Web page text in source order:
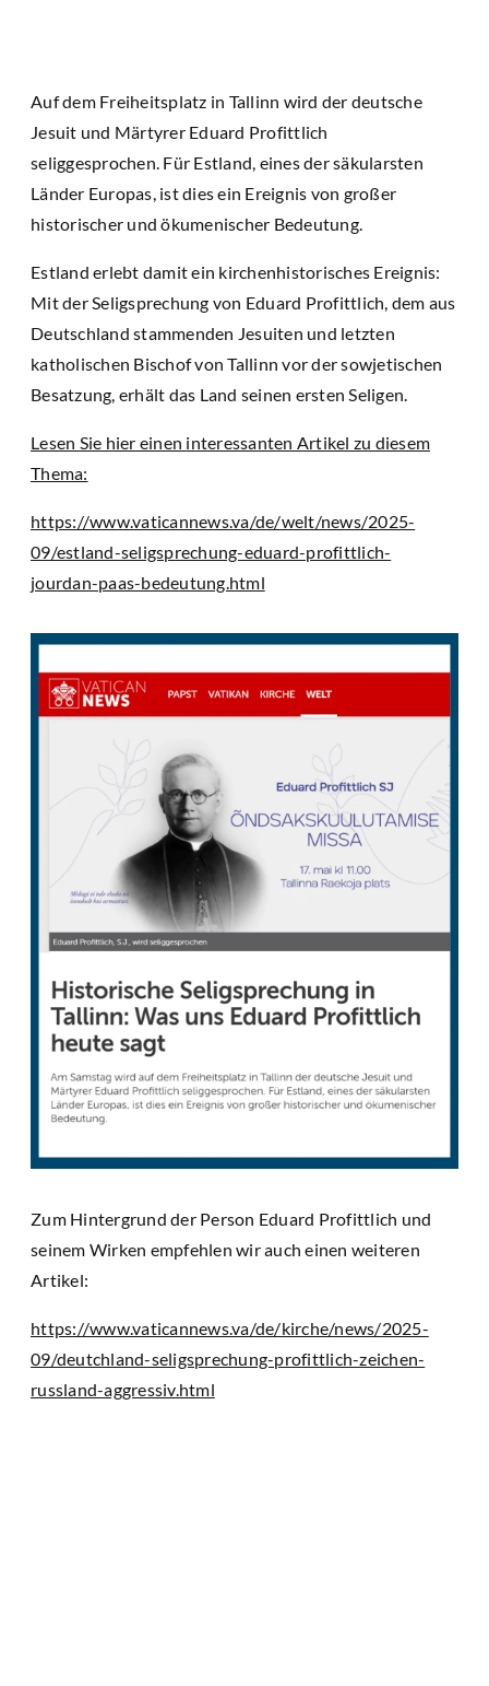
Auf dem Freiheitsplatz in Tallinn wird der deutsche
Jesuit und Märtyrer Eduard Profittlich
seliggesprochen. Für Estland, eines der säkularsten
Länder Europas, ist dies ein Ereignis von großer
historischer und ökumenischer Bedeutung.
Estland erlebt damit ein kirchenhistorisches Ereignis:
Mit der Seligsprechung von Eduard Profittlich, dem aus
Deutschland stammenden Jesuiten und letzten
katholischen Bischof von Tallinn vor der sowjetischen
Besatzung, erhält das Land seinen ersten Seligen.
Lesen Sie hier einen interessanten Artikel zu diesem
Thema:
https://www.vaticannews.va/de/welt/news/2025-
09/estland-seligsprechung-eduard-profittlich-
jourdan-paas-bedeutung.html
Zum Hintergrund der Person Eduard Profittlich und
seinem Wirken empfehlen wir auch einen weiteren
Artikel:
https://www.vaticannews.va/de/kirche/news/2025-
09/deutchland-seligsprechung-profittlich-zeichen-
russland-aggressiv.html